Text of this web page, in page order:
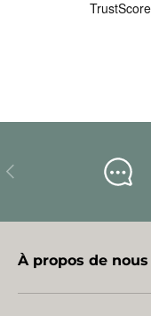
Précédent
À propos de nous